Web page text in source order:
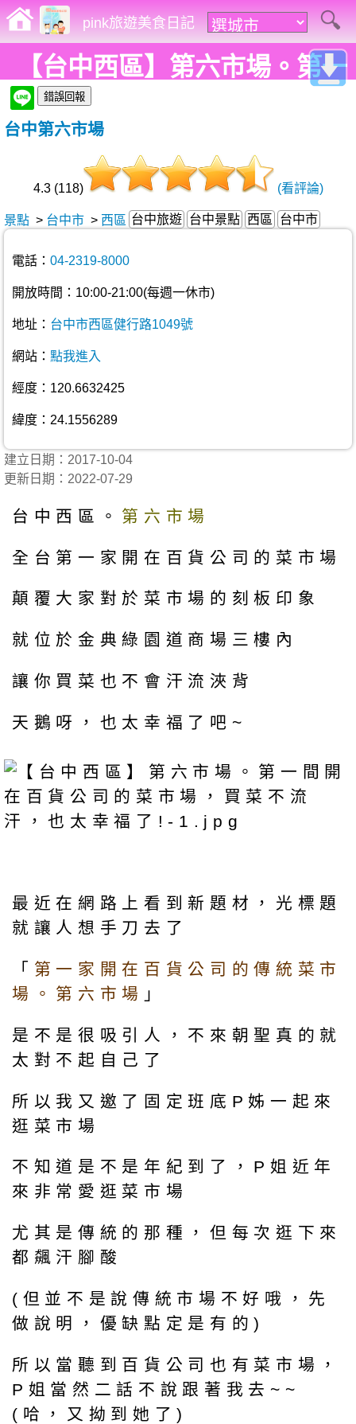
pink旅遊美食日記
【台中西區】第六市場。第一
間開在百貨公司的菜市場，買
菜不流汗，也太幸福了!
台中第六市場
4.3 (118) (看評論)
景點 > 台中市 > 西區 台中旅遊 台中景點 西區 台中市
電話： 04-2319-8000
開放時間：10:00-21:00(每週一休市)
地址： 台中市西區健行路1049號
網站： 點我進入
經度：120.6632425
緯度：24.1556289
建立日期：2017-10-04
更新日期：2022-07-29
台中西區。 第六市場
全台第一家開在百貨公司的菜市場
顛覆大家對於菜市場的刻板印象
就位於金典綠園道商場三樓內
讓你買菜也不會汗流浹背
天鵝呀，也太幸福了吧~
最近在網路上看到新題材，光標題
就讓人想手刀去了
「 第一家開在百貨公司的傳統菜市
場。第六市場 」
是不是很吸引人，不來朝聖真的就
太對不起自己了
所以我又邀了固定班底P姊一起來
逛菜市場
不知道是不是年紀到了，P姐近年
來非常愛逛菜市場
尤其是傳統的那種，但每次逛下來
都飆汗腳酸
(但並不是說傳統市場不好哦，先
做說明，優缺點定是有的)
所以當聽到百貨公司也有菜市場，
P姐當然二話不說跟著我去~~
(哈，又拗到她了)